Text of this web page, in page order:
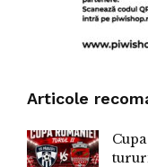
Articole